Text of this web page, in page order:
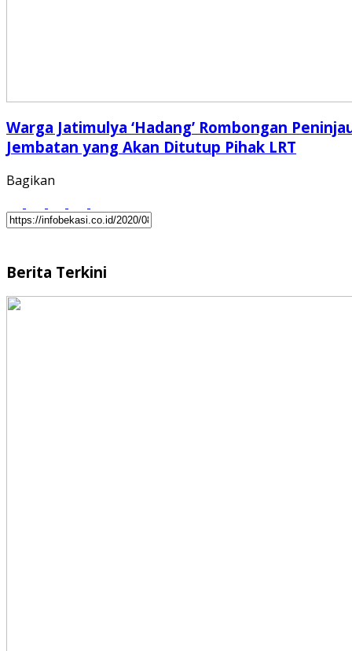
Warga Jatimulya ‘Hadang’ Rombongan
Jembatan yang Akan Ditutup Pihak LRT
Bagikan
Berita Terkini